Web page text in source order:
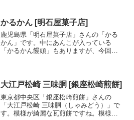
のキャラメルがありますが、過去にNo.1
から...＜続きを読む＞
かるかん [明石屋菓子店]
鹿児島県「明石屋菓子店」さんの「かる
かん」です。中にあんこが入っている
「かるかん饅頭」もありますが、今回は
真はページ後半にあります。写...＜続き
大江戸松崎 三味胴 [銀座松崎煎餅]
東京都中央区「銀座松崎煎餅」さんの
「大江戸松崎 三味胴（しゃみどう）」で
す。模様が綺麗な瓦煎餅ですね。模様は